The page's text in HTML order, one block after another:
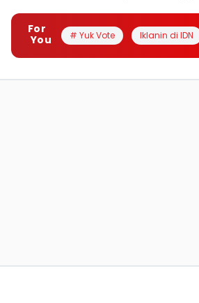
For
You
# Yuk Vote Iklanin di IDN